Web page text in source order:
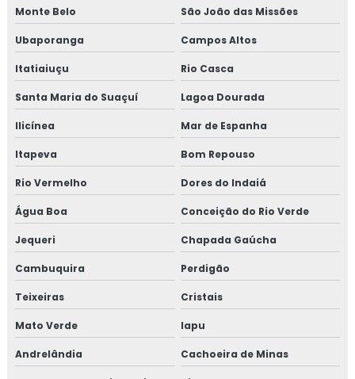
Monte Belo São João das Missões
Ubaporanga Campos Altos
Itatiaiuçu Rio Casca
Santa Maria do Suaçuí Lagoa Dourada
Ilicínea Mar de Espanha
Itapeva Bom Repouso
Rio Vermelho Dores do Indaiá
Água Boa Conceição do Rio Verde
Jequeri Chapada Gaúcha
Cambuquira Perdigão
Teixeiras Cristais
Mato Verde Iapu
Andrelândia Cachoeira de Minas